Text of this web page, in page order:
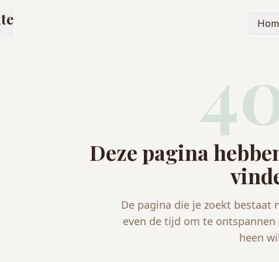
Deze pagina
De pagina die je zoekt bestaat
even de tijd om te
heen